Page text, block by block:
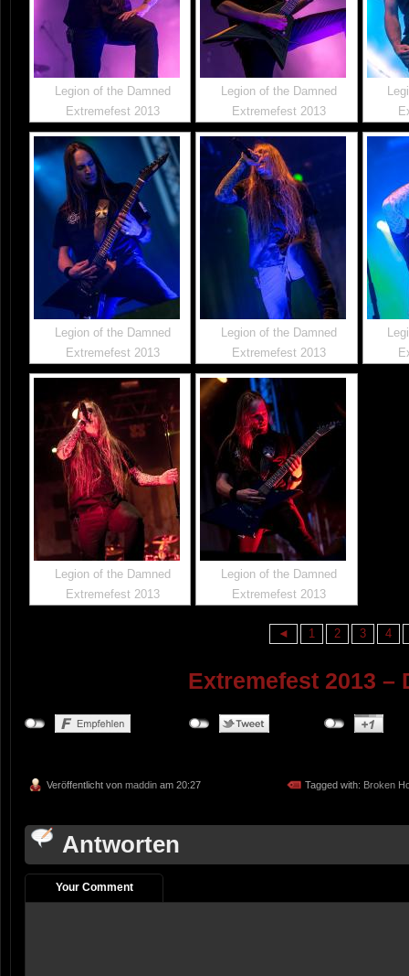
Legion of the Damned
Extremefest 2013
Legion of the Damned
Extremefest 2013
Legion of the Damned
Extremefest 2013
Legion of the Damned
Extremefest 2013
Legion of the Damned
Extremefest 2013
Legion of the Damned
Extremefest 2013
◄ 1 2 3 4
Extremefest 2013 –
Veröffentlicht von maddin am 20:27 Tagged with: Broken
Antworten
Your Comment